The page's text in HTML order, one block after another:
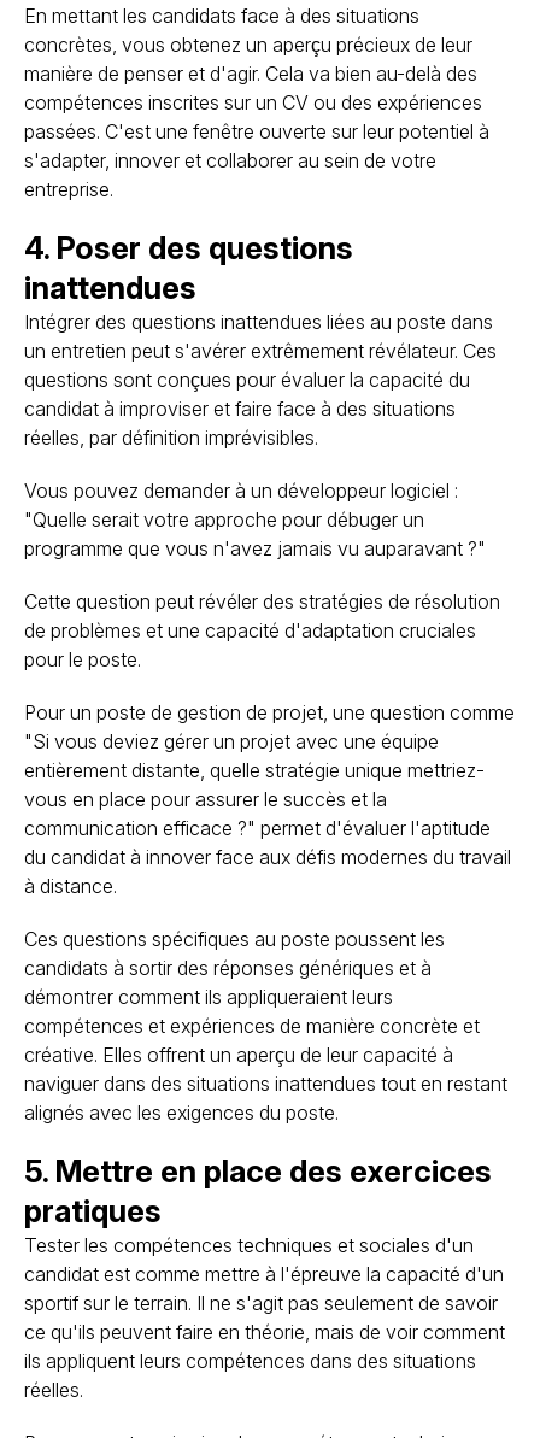
En mettant les candidats face à des situations
concrètes, vous obtenez un aperçu précieux de leur
manière de penser et d'agir. Cela va bien au-delà des
compétences inscrites sur un CV ou des expériences
passées. C'est une fenêtre ouverte sur leur potentiel à
s'adapter, innover et collaborer au sein de votre
entreprise.
4. Poser des questions
inattendues
Intégrer des questions inattendues liées au poste dans
un entretien peut s'avérer extrêmement révélateur. Ces
questions sont conçues pour évaluer la capacité du
candidat à improviser et faire face à des situations
réelles, par définition imprévisibles.
Vous pouvez demander à un développeur logiciel :
"Quelle serait votre approche pour débuger un
programme que vous n'avez jamais vu auparavant ?"
Cette question peut révéler des stratégies de résolution
de problèmes et une capacité d'adaptation cruciales
pour le poste.
Pour un poste de gestion de projet, une question comme
"Si vous deviez gérer un projet avec une équipe
entièrement distante, quelle stratégie unique mettriez-
vous en place pour assurer le succès et la
communication efficace ?" permet d'évaluer l'aptitude
du candidat à innover face aux défis modernes du travail
à distance.
Ces questions spécifiques au poste poussent les
candidats à sortir des réponses génériques et à
démontrer comment ils appliqueraient leurs
compétences et expériences de manière concrète et
créative. Elles offrent un aperçu de leur capacité à
naviguer dans des situations inattendues tout en restant
alignés avec les exigences du poste.
5. Mettre en place des exercices
pratiques
Tester les compétences techniques et sociales d'un
candidat est comme mettre à l'épreuve la capacité d'un
sportif sur le terrain. Il ne s'agit pas seulement de savoir
ce qu'ils peuvent faire en théorie, mais de voir comment
ils appliquent leurs compétences dans des situations
réelles.